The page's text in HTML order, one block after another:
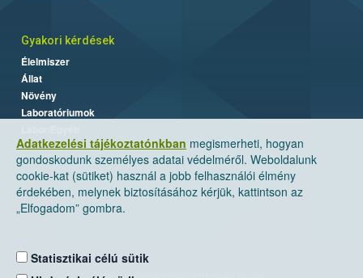
Adatkezelési tájékoztatónkban megismerheti, hogyan
gondoskodunk személyes adatai védelméről. Weboldalunk
cookie-kat (sütiket) használ a jobb felhasználói élmény
érdekében, melynek biztosításához kérjük, kattintson az
„Elfogadom” gombra.
Statisztikai célú sütik
Gyakori kérdések
Élelmiszer
Állat
Növény
Laboratóriumok
Nemzeti Élelmiszerlánc-biztonsági Hivatal